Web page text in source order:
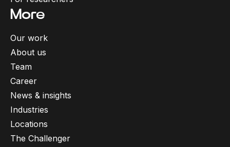
More
Our work
About us
Team
Career
News & insights
Industries
Locations
The Challenger